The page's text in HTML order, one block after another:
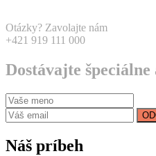
Otázky? Zavolajte nám
+421 919 111 000
Dostávajte
Náš príbeh